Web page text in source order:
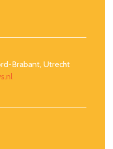
Brabant, Utrecht